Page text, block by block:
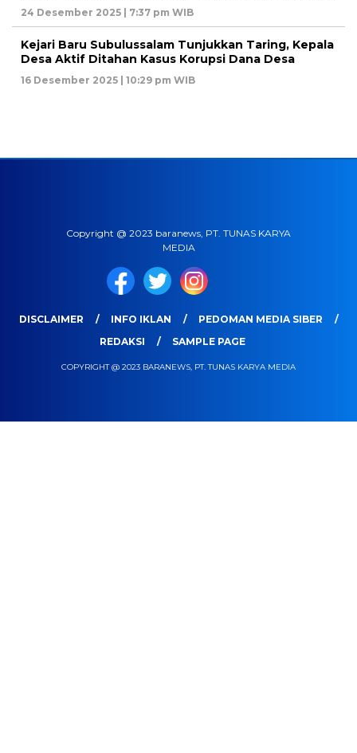
24 Desember 2025 | 7:37 pm WIB
Kejari Baru Subulussalam Tunjukkan Taring, Kepala
Desa Aktif Ditahan Kasus Korupsi Dana Desa
16 Desember 2025 | 10:29 pm WIB
Copyright @ 2023 baranews, PT. TUNAS KARYA
MEDIA
DISCLAIMER INFO IKLAN
PEDOMAN MEDIA SIBER
REDAKSI
SAMPLE PAGE
COPYRIGHT @ 2023 BARANEWS, PT. TUNAS KARYA MEDIA